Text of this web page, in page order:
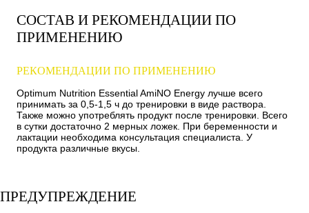
СОСТАВ И РЕКОМЕНДАЦИИ ПО
ПРИМЕНЕНИЮ
РЕКОМЕНДАЦИИ ПО ПРИМЕНЕНИЮ
Optimum Nutrition Essential AmiNO Energy лучше всего
принимать за 0,5-1,5 ч до тренировки в виде раствора.
Также можно употреблять продукт после тренировки. Всего
в сутки достаточно 2 мерных ложек. При беременности и
лактации необходима консультация специалиста. У
продукта различные вкусы.
ПРЕДУПРЕЖДЕНИЕ